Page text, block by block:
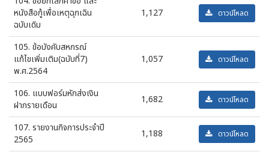
หนังสือกู้เพื่อเหตุฉุกเฉิน
ฉบับเดิม
1,127 ดาวน์โหลด
105. ข้อบังคับสหกรณ์
แก้ไขเพิ่มเติม(ฉบับที่7)
พ.ศ.2564
1,057 ดาวน์โหลด
106. แบบฟอร์มหักส่งเงิน
ฝากรายเดือน
1,682 ดาวน์โหลด
107. รายงานกิจการประจำปี
2565
1,188 ดาวน์โหลด